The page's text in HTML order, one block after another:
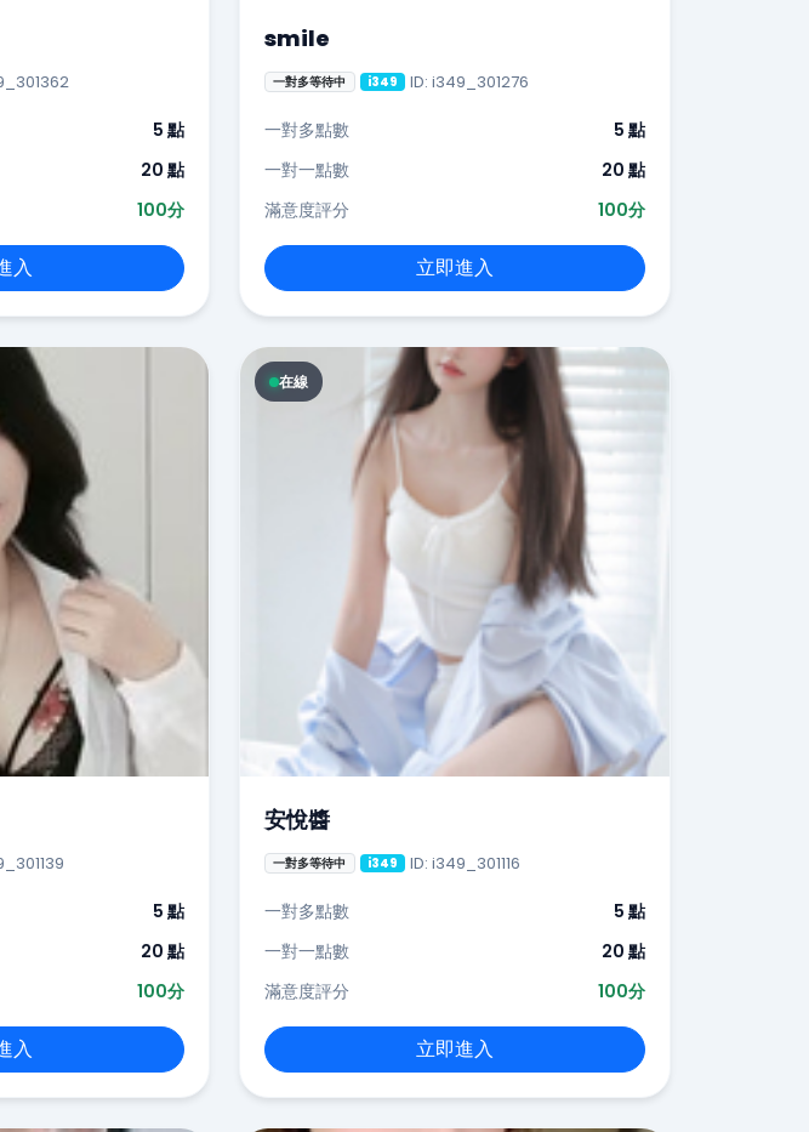
5 點
20 點
100分
入
smile
一對多等待中 i349 ID: i349_301276
一對多點數
5 點
一對一點數
20 點
滿意度評分
100分
立即進入
5 點
20 點
100分
入
在線
安悅醬
一對多等待中 i349 ID: i349_301116
一對多點數
5 點
一對一點數
20 點
滿意度評分
100分
立即進入